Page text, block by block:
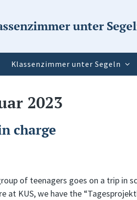
unter
Klassenzimmer unter Segeln
2023
charge
of teenagers goes on a trip in
at KUS, we have the